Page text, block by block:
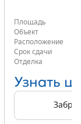
Площадь
Объект
Расположение
Срок сдачи
Отделка
Узнать